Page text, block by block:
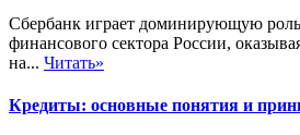
Сбербанк играет доминирующую
финансового сектора России,
на... Читать»
Кредиты: основные понятия и